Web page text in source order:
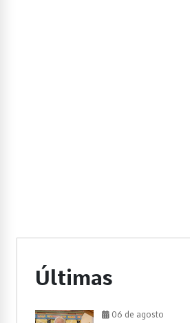
Últimas
06 de agosto